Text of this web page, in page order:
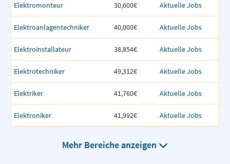
Elektromonteur
30,600€ Aktuelle Jobs
Elektroanlagentechniker 40,000€ Aktuelle Jobs
Elektroinstallateur 38,854€ Aktuelle Jobs
Elektrotechniker 49,312€ Aktuelle Jobs
Elektriker 41,760€ Aktuelle Jobs
Elektroniker 41,992€ Aktuelle Jobs
Mehr Bereiche anzeigen